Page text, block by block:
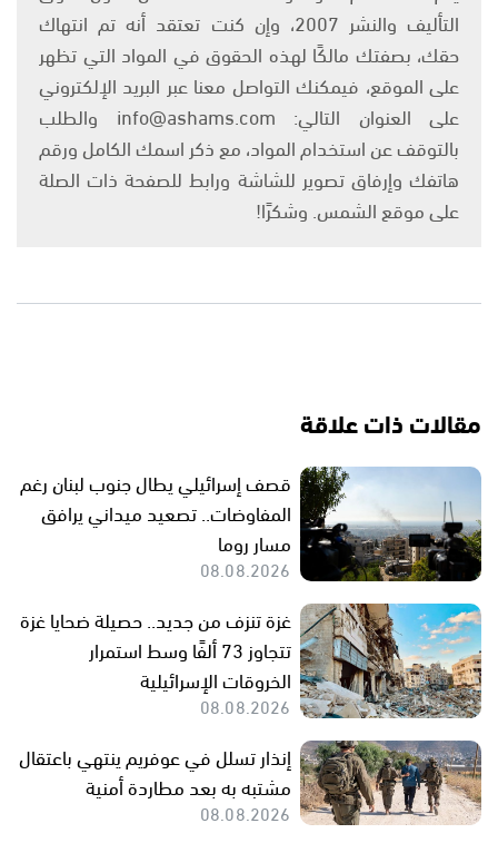
التأليف والنشر 2007، وإن كنت تعتقد أنه تم انتهاك
حقك، بصفتك مالكًا لهذه الحقوق في المواد التي تظهر
على الموقع، فيمكنك التواصل معنا عبر البريد الإلكتروني
على العنوان التالي: info@ashams.com والطلب
بالتوقف عن استخدام المواد، مع ذكر اسمك الكامل ورقم
هاتفك وإرفاق تصوير للشاشة ورابط للصفحة ذات الصلة
على موقع الشمس. وشكرًا!
مقالات ذات علاقة
قصف إسرائيلي يطال جنوب لبنان رغم
المفاوضات.. تصعيد ميداني يرافق
مسار روما
08.08.2026
غزة تنزف من جديد.. حصيلة ضحايا غزة
تتجاوز 73 ألفًا وسط استمرار
الخروقات الإسرائيلية
08.08.2026
إنذار تسلل في عوفريم ينتهي باعتقال
مشتبه به بعد مطاردة أمنية
08.08.2026